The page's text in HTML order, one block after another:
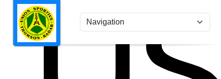
Panneau de gestion des cookies